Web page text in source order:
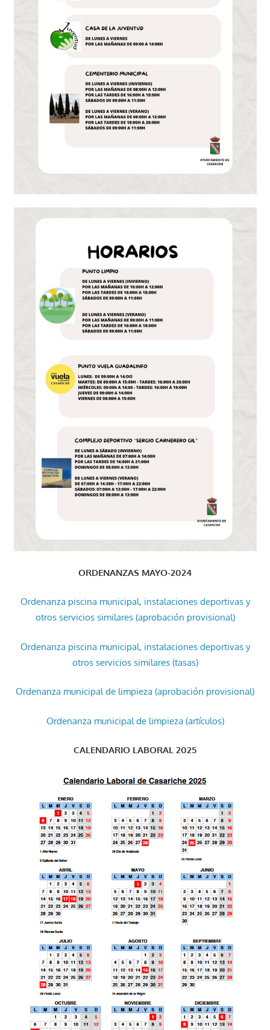
ORDENANZAS MAYO-2024
Ordenanza piscina municipal, instalaciones deportivas y
otros servicios similares (aprobación provisional)
Ordenanza piscina municipal, instalaciones deportivas y
otros servicios similares (tasas)
Ordenanza municipal de limpieza (aprobación provisional)
Ordenanza municipal de limpieza (artículos)
CALENDARIO LABORAL 2025